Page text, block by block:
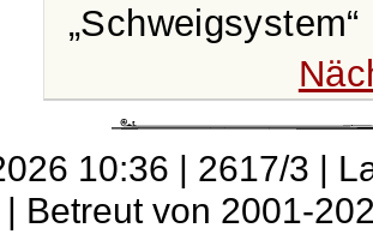
Schweigsystem
10:36 | 2617/3 |
| Betreut von 2001-